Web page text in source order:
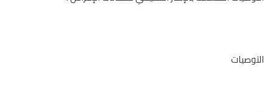
التوصيات